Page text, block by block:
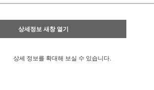
상세정보 새창 열기
상세 정보를 확대해 보실 수 있습니다.